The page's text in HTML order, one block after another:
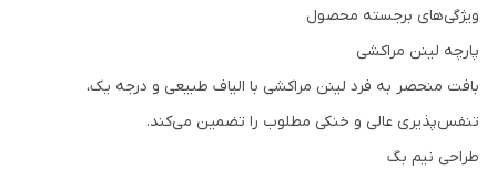
ویژگی‌های برجسته محصول
پارچه لینن مراکشی
بافت منحصر به فرد لینن مراکشی با الیاف طبیعی و درجه یک،
تنفس‌پذیری عالی و خنکی مطلوب را تضمین می‌کند.
طراحی نیم بگ